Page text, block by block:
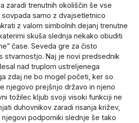
zaradi trenutnih okoliščin še vse
sovpada samo z dvajsetletnico
z valom simbolnih dejanj trenutne
skuša slednja nekako obuditi
čase. Seveda gre za čisto
stvarnostjo. Naj je novi predsednik
nad truplom ustreljenega
zdaj ne bo mogel početi, ker so
njegovo prejšnjo državo in njeno
tožilec kljub svoji visoki funkciji ne
duhovnikov zaradi risanja križev,
njegovi podporniki slednje še tako